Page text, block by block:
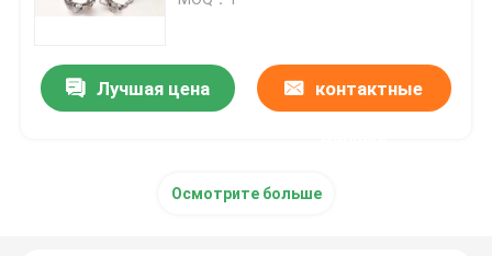
Принтер LCD 3D
Лучшая цена контактные
Осмотрите больше